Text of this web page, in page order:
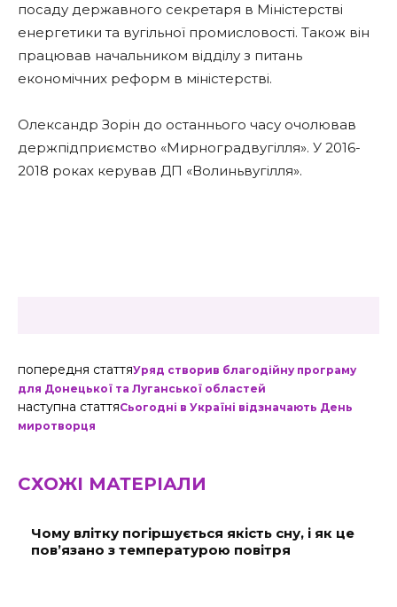
посаду державного секретаря в Міністерстві
енергетики та вугільної промисловості. Також він
працював начальником відділу з питань
економічних реформ в міністерстві.
Олександр Зорін до останнього часу очолював
держпідприємство «Мирноградвугілля». У 2016-
2018 роках керував ДП «Волиньвугілля».
попередня статтяУряд створив благодійну програму
для Донецької та Луганської областей
наступна статтяСьогодні в Україні відзначають День
миротворця
СХОЖІ МАТЕРІАЛИ
Чому влітку погіршується якість сну, і як це
пов’язано з температурою повітря